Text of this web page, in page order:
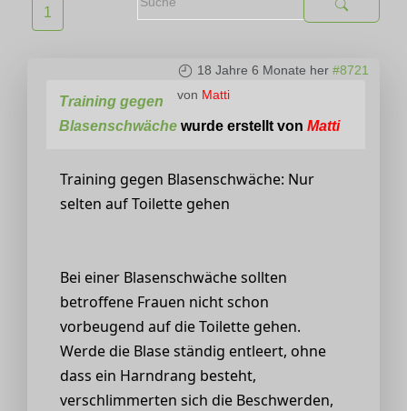
1
18 Jahre 6 Monate her #8721
von Matti
Training gegen
Blasenschwäche wurde erstellt von Matti
Training gegen Blasenschwäche: Nur
selten auf Toilette gehen
Bei einer Blasenschwäche sollten
betroffene Frauen nicht schon
vorbeugend auf die Toilette gehen.
Werde die Blase ständig entleert, ohne
dass ein Harndrang besteht,
verschlimmerten sich die Beschwerden,